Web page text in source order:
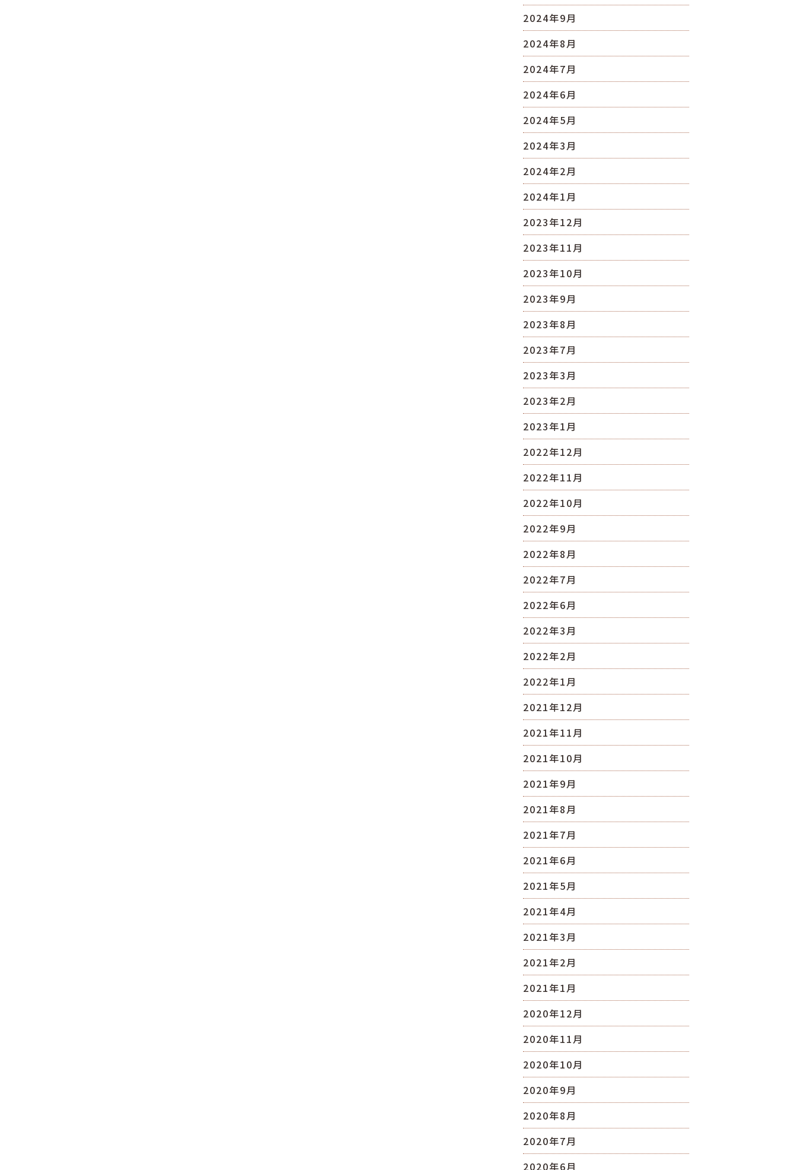
2024年9月
2024年8月
2024年7月
2024年6月
2024年5月
2024年3月
2024年2月
2024年1月
2023年12月
2023年11月
2023年10月
2023年9月
2023年8月
2023年7月
2023年3月
2023年2月
2023年1月
2022年12月
2022年11月
2022年10月
2022年9月
2022年8月
2022年7月
2022年6月
2022年3月
2022年2月
2022年1月
2021年12月
2021年11月
2021年10月
2021年9月
2021年8月
2021年7月
2021年6月
2021年5月
2021年4月
2021年3月
2021年2月
2021年1月
2020年12月
2020年11月
2020年10月
2020年9月
2020年8月
2020年7月
2020年6月